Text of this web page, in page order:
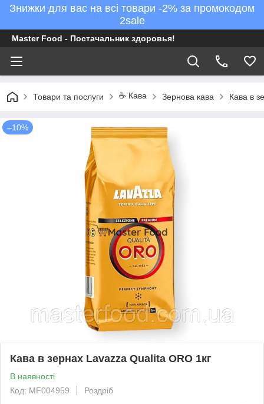
Знижки для вас на всі товари -2% за промокодом
2sale
Master Food - Постачальник здоровья!
Товари та послуги ☕ Кава Зернова кава Кава в
–10%
Кава в зернах Lavazza Qualita ORO 1кг
В наявності
Код: MF004959
Роздріб